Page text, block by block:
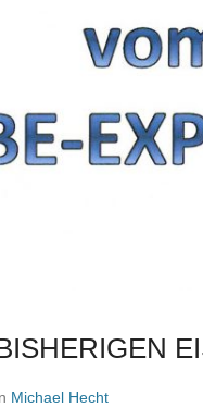
Michael Hecht